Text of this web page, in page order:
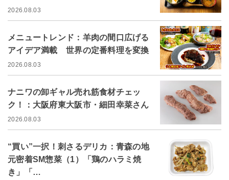
2026.08.03
メニュートレンド：羊肉の間口広げる
アイデア満載 世界の定番料理を変換
2026.08.03
ナニワの卸ギャル売れ筋食材チェッ
ク！：大阪府東大阪市・細田幸菜さん
2026.08.03
“買い”一択！刺さるデリカ：青森の地
元密着SM惣菜（1）「鶏のハラミ焼
き」「…